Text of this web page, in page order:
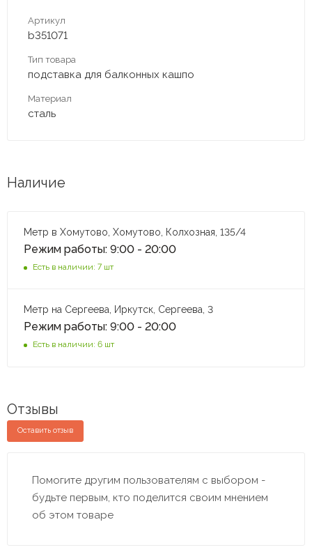
Артикул
b351071
Тип товара
подставка для балконных кашпо
Материал
сталь
Наличие
Метр в Хомутово, Хомутово, Колхозная, 135/4
Режим работы: 9:00 - 20:00
Есть в наличии: 7 шт
Метр на Сергеева, Иркутск, Сергеева, 3
Режим работы: 9:00 - 20:00
Есть в наличии: 6 шт
Отзывы
Оставить отзыв
Помогите другим пользователям с выбором -
будьте первым, кто поделится своим мнением
об этом товаре